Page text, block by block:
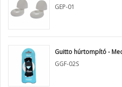
GEP-01
Guitto húrtompító -
GGF-02S